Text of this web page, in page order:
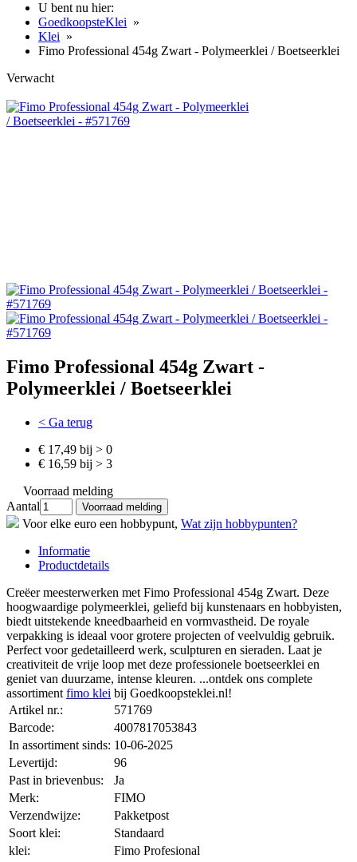
U bent nu hier:
GoedkoopsteKlei »
Klei »
Fimo Professional 454g Zwart - Polymeerklei / Boetseerklei
Verwacht
Fimo Professional 454g Zwart -
Polymeerklei / Boetseerklei
< Ga terug
€ 17,49 bij > 0
€ 16,59 bij > 3
Voorraad melding
Aantal
Voor elke euro een hobbypunt, Wat zijn hobbypunten?
Informatie
Productdetails
Creëer meesterwerken met Fimo Professional 454g Zwart. Deze
hoogwaardige polymeerklei, geliefd bij kunstenaars en hobbyisten,
biedt uitstekende kneedbaarheid en vormvastheid. De royale
verpakking is ideaal voor grotere projecten of veelvuldig gebruik.
Perfect voor gedetailleerd werk, sculpturen en sieraden. Laat je
creativiteit de vrije loop met deze professionele boetseerklei en
geniet van duurzame, intense kleuren. ...ontdek ons complete
assortiment fimo klei bij Goedkoopsteklei.nl!
Artikel nr.:
571769
Barcode:
4007817053843
In assortiment sinds: 10-06-2025
Levertijd:
96
Past in brievenbus:
Ja
Merk:
FIMO
Verzendwijze:
Pakketpost
Soort klei:
Standaard
klei:
Fimo Profesional